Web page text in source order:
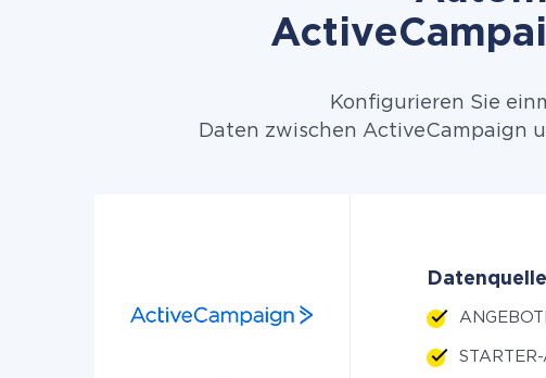
Konfigurieren Sie
Daten zwischen ActiveCampaign